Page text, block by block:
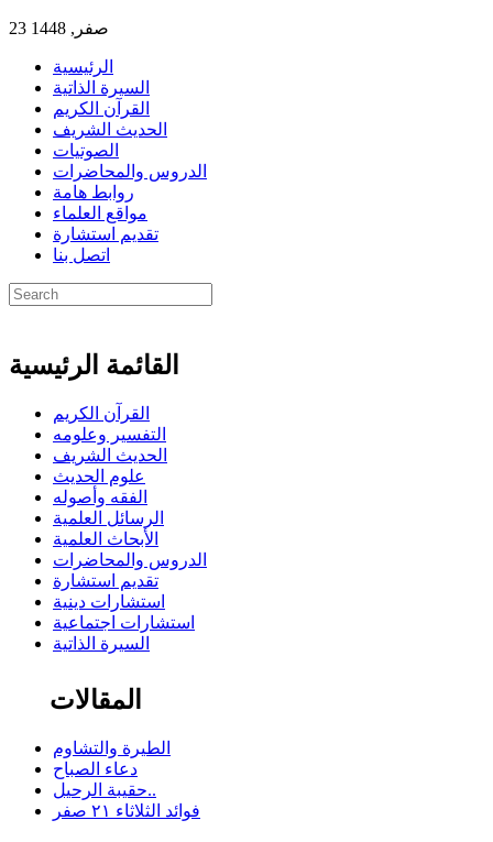
23 صفر, 1448
الرئيسية
السيرة الذاتية
القرآن الكريم
الحديث الشريف
الصوتيات
الدروس والمحاضرات
روابط هامة
مواقع العلماء
تقديم استشارة
اتصل بنا
القائمة الرئيسية
القرآن الكريم
التفسير وعلومه
الحديث الشريف
علوم الحديث
الفقه وأصوله
الرسائل العلمية
الأبحاث العلمية
الدروس والمحاضرات
تقديم استشارة
استشارات دينية
استشارات اجتماعية
السيرة الذاتية
المقالات
الطيرة والتشاوم
دعاء الصباح
حقيبة الرحيل..
فوائد الثلاثاء ٢١ صفر